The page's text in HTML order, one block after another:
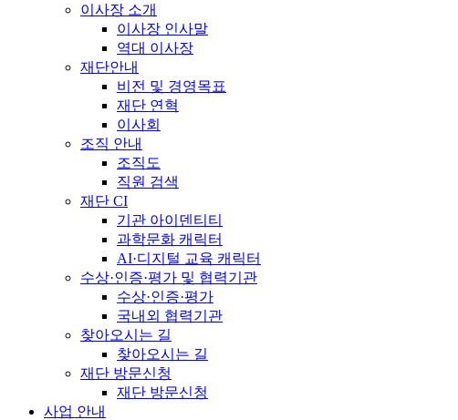
이사장 소개
이사장 인사말
역대 이사장
재단안내
비전 및 경영목표
재단 연혁
이사회
조직 안내
조직도
직원 검색
재단 CI
기관 아이덴티티
과학문화 캐릭터
AI·디지털 교육 캐릭터
수상·인증·평가 및 협력기관
수상·인증·평가
국내외 협력기관
찾아오시는 길
찾아오시는 길
재단 방문신청
재단 방문신청
사업 안내